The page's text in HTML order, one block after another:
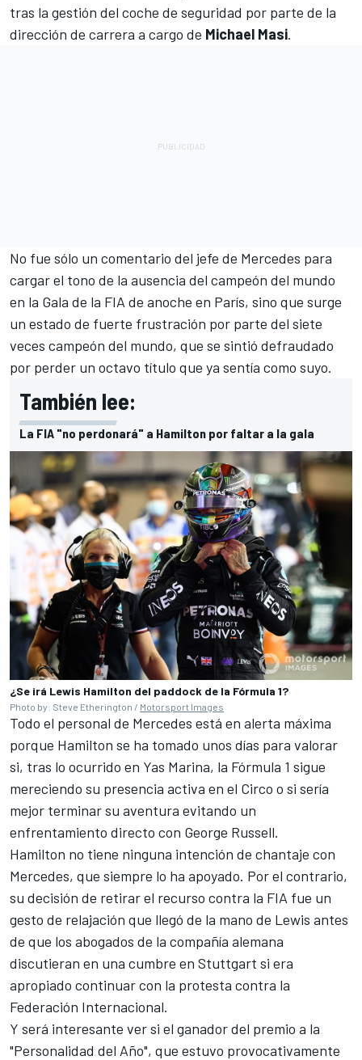
tras la gestión del coche de seguridad por parte de la
dirección de carrera a cargo de Michael Masi.
No fue sólo un comentario del jefe de Mercedes para
cargar el tono de la ausencia del campeón del mundo
en la Gala de la FIA de anoche en París, sino que surge
un estado de fuerte frustración por parte del siete
veces campeón del mundo, que se sintió defraudado
por perder un octavo título que ya sentía como suyo.
También lee:
La FIA "no perdonará" a Hamilton por faltar a la gala
¿Se irá Lewis Hamilton del paddock de la Fórmula 1?
Photo by: Steve Etherington / Motorsport Images
Todo el personal de Mercedes está en alerta máxima
porque Hamilton se ha tomado unos días para valorar
si, tras lo ocurrido en Yas Marina, la Fórmula 1 sigue
mereciendo su presencia activa en el Circo o si sería
mejor terminar su aventura evitando un
enfrentamiento directo con George Russell.
Hamilton no tiene ninguna intención de chantaje con
Mercedes, que siempre lo ha apoyado. Por el contrario,
su decisión de retirar el recurso contra la FIA fue un
gesto de relajación que llegó de la mano de Lewis antes
de que los abogados de la compañía alemana
discutieran en una cumbre en Stuttgart si era
apropiado continuar con la protesta contra la
Federación Internacional.
Y será interesante ver si el ganador del premio a la
"Personalidad del Año", que estuvo provocativamente